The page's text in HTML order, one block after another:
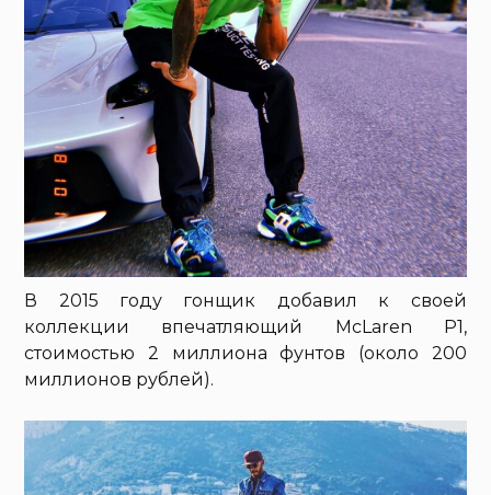
В 2015 году гонщик добавил к своей
коллекции впечатляющий McLaren P1,
стоимостью 2 миллиона фунтов (около 200
миллионов рублей).